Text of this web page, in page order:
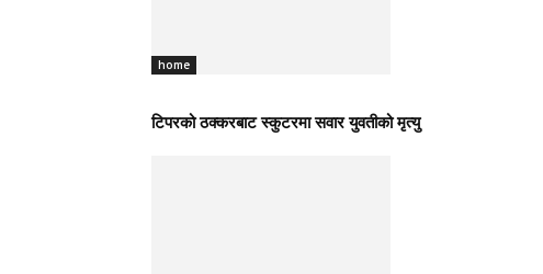
home
टिपरको ठक्करबाट स्कुटरमा सवार युवतीको मृत्यु